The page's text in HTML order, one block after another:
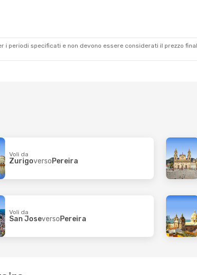
periodi specificati e non devono essere considerati il ​​prezzo
Voli da
ZurigoversoPereira
Voli da
San JoseversoPereira